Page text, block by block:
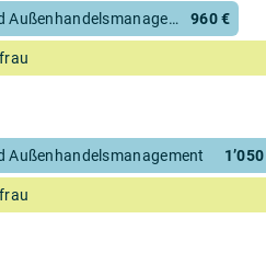
Kaufmann / Kauffrau für Groß- und Außenhandelsmanagement 960 €